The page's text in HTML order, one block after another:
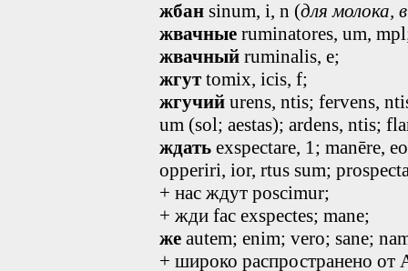
жбан sinum, i, n (для молока,
жвачные ruminatores, um,
жвачный ruminalis, e;
жгут tomix, icis, f;
жгучий urens, ntis; fervens,
um (sol; aestas); ardens, ntis;
ждать exspectare, 1; manēre,
opperiri, ior, rtus sum;
+ нас ждут poscimur;
+ жди fac exspectes; mane;
же autem; enim; vero; sane;
+ широко распространено от